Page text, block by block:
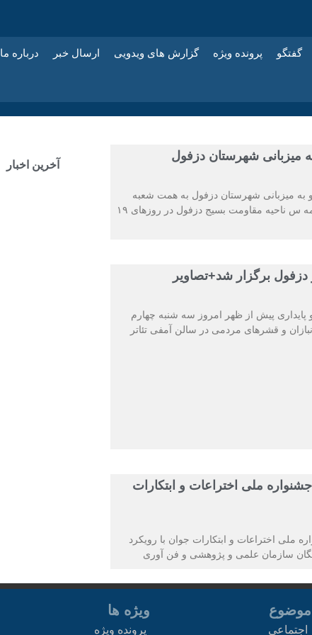
گفتگو پرونده ویژه گزارش های ویدویی ارسال خبر درباره ما
میزبانی شهرستان دزفول
به میزبانی شهرستان دزفول به همت شعبه
علمی پژوهشی حوزه خواهران حضرت فاطمه س ناحیه مقاومت بسیج دزفول در روزهای ۱۹
برگزار شد+تصاویر
پیش از ظهر امروز سه شنبه چهارم
و قشرهای مردمی در سالن آمفی تئاتر
ملی اختراعات و ابتکارات
ملی اختراعات و ابتکارات جوان با رویکرد
سازمان علمی و پژوهشی و فن آوری
آخرین اخبار
موضوع
اجتماعی
ویژه ها
پرونده ویژه